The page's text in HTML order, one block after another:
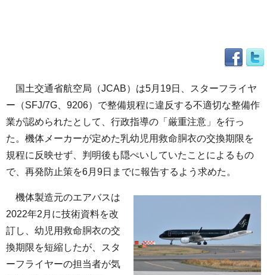
国土交通省航空局（JCAB）は5月19日、スターフライヤ
ー（SFJ/7G、9206）で整備規程に違反する不適切な整備作
業が認められたとして、行政指導の「厳重注意」を行っ
た。機体メーカーが定めた乳幼児用救命胴衣の交換期限を
規程に反映せず、判明後も隠ぺいしていたことによるもの
で、再発防止策を6月9日までに報告するよう求めた。
機体製造元のエアバスは
2022年2月に技術資料を改
訂し、幼児用救命胴衣の交
換期限を短縮したが、スタ
ーフライヤーの担当者が気